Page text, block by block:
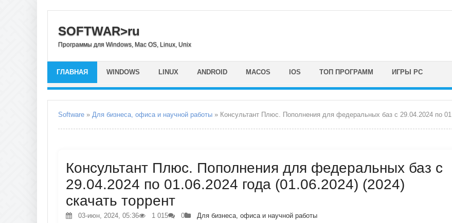
SOFTWAR>ru
Программы для Windows, Mac OS, Linux, Unix
ГЛАВНАЯ WINDOWS LINUX ANDROID MACOS IOS ТОП ПРОГРАММ ИГРЫ PC
Software » Для бизнеса, офиса и научной работы » Консультант Плюс. Пополнения для федеральных баз с 29.04.2024 по 01.06.2024 года
Консультант Плюс. Пополнения для федеральных баз с
29.04.2024 по 01.06.2024 года (01.06.2024) (2024)
скачать торрент
03-июн, 2024, 05:36 1 015 0 Для бизнеса, офиса и научной работы